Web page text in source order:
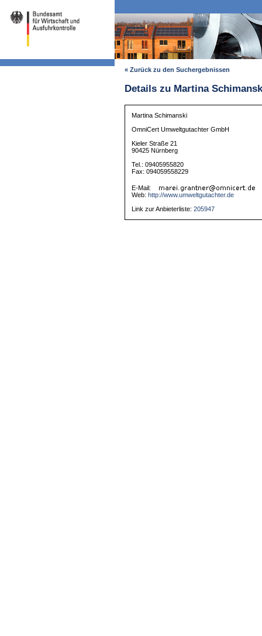
« Zurück zu den Suchergebnissen
Details zu Martina
Martina Schimanski
OmniCert Umweltgutachter GmbH
Kieler Straße 21
90425 Nürnberg
Tel.: 09405955820
Fax: 094059558229
E-Mail:
Web: http://www.umweltgutachter.de
Link zur Anbieterliste:205947